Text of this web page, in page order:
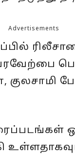
Advertisements
குலசாமி